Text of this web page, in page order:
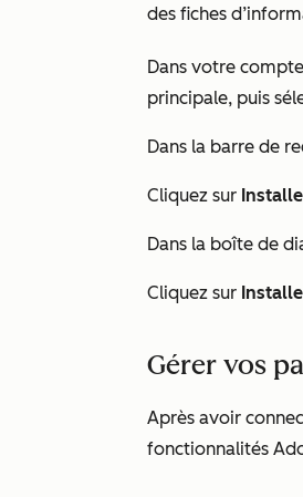
des fiches
Dans votre
principale, puis
Dans la barre de
Cliquez sur
Dans la boîte de
Cliquez sur
Gérer vos
Après avoir
fonctionnalités